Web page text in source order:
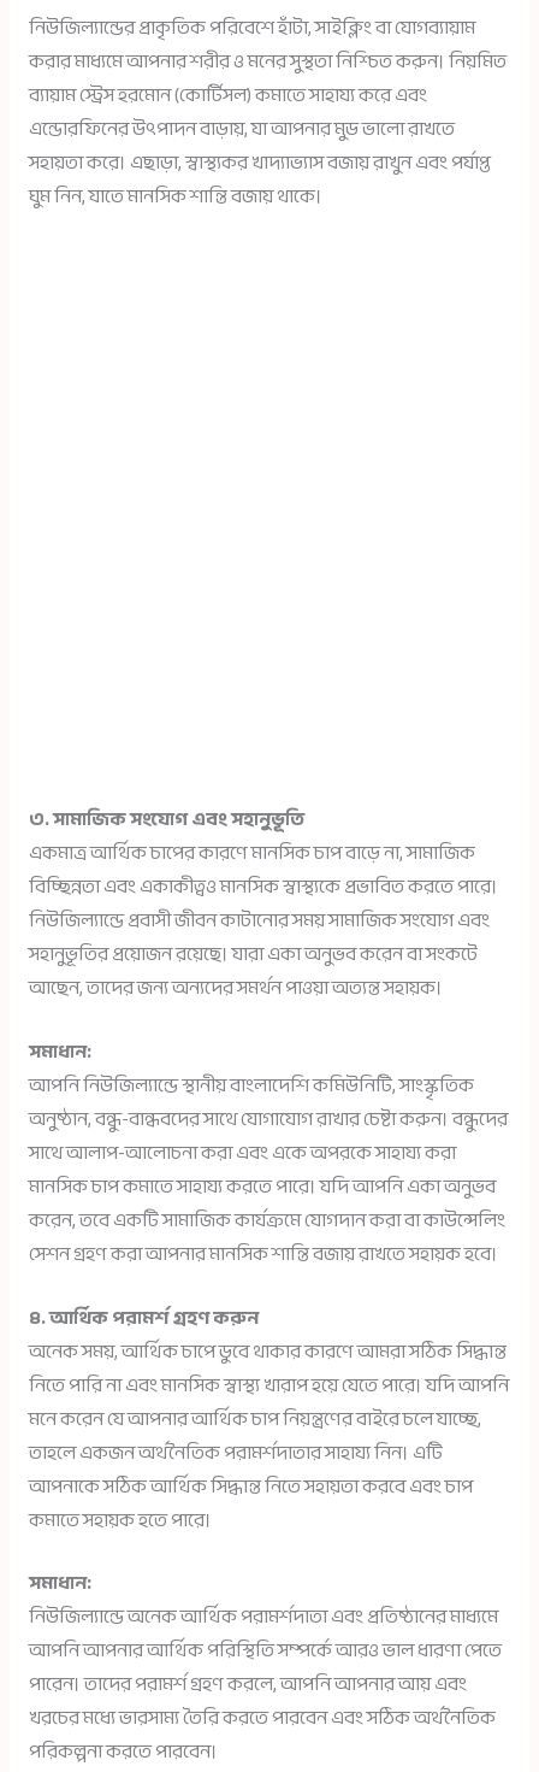
নিউজিল্যান্ডের প্রাকৃতিক পরিবেশে হাঁটা, সাইক্লিং বা যোগব্যায়াম
করার মাধ্যমে আপনার শরীর ও মনের সুস্থতা নিশ্চিত করুন। নিয়মিত
ব্যায়াম স্ট্রেস হরমোন (কোর্টিসল) কমাতে সাহায্য করে এবং
এন্ডোরফিনের উৎপাদন বাড়ায়, যা আপনার মুড ভালো রাখতে
সহায়তা করে। এছাড়া, স্বাস্থ্যকর খাদ্যাভ্যাস বজায় রাখুন এবং পর্যাপ্ত
ঘুম নিন, যাতে মানসিক শান্তি বজায় থাকে।
৩. সামাজিক সংযোগ এবং সহানুভূতি
একমাত্র আর্থিক চাপের কারণে মানসিক চাপ বাড়ে না, সামাজিক
বিচ্ছিন্নতা এবং একাকীত্বও মানসিক স্বাস্থ্যকে প্রভাবিত করতে পারে।
নিউজিল্যান্ডে প্রবাসী জীবন কাটানোর সময় সামাজিক সংযোগ এবং
সহানুভূতির প্রয়োজন রয়েছে। যারা একা অনুভব করেন বা সংকটে
আছেন, তাদের জন্য অন্যদের সমর্থন পাওয়া অত্যন্ত সহায়ক।
সমাধান:
আপনি নিউজিল্যান্ডে স্থানীয় বাংলাদেশি কমিউনিটি, সাংস্কৃতিক
অনুষ্ঠান, বন্ধু-বান্ধবদের সাথে যোগাযোগ রাখার চেষ্টা করুন। বন্ধুদের
সাথে আলাপ-আলোচনা করা এবং একে অপরকে সাহায্য করা
মানসিক চাপ কমাতে সাহায্য করতে পারে। যদি আপনি একা অনুভব
করেন, তবে একটি সামাজিক কার্যক্রমে যোগদান করা বা কাউন্সেলিং
সেশন গ্রহণ করা আপনার মানসিক শান্তি বজায় রাখতে সহায়ক হবে।
৪. আর্থিক পরামর্শ গ্রহণ করুন
অনেক সময়, আর্থিক চাপে ডুবে থাকার কারণে আমরা সঠিক সিদ্ধান্ত
নিতে পারি না এবং মানসিক স্বাস্থ্য খারাপ হয়ে যেতে পারে। যদি আপনি
মনে করেন যে আপনার আর্থিক চাপ নিয়ন্ত্রণের বাইরে চলে যাচ্ছে,
তাহলে একজন অর্থনৈতিক পরামর্শদাতার সাহায্য নিন। এটি
আপনাকে সঠিক আর্থিক সিদ্ধান্ত নিতে সহায়তা করবে এবং চাপ
কমাতে সহায়ক হতে পারে।
সমাধান:
নিউজিল্যান্ডে অনেক আর্থিক পরামর্শদাতা এবং প্রতিষ্ঠানের মাধ্যমে
আপনি আপনার আর্থিক পরিস্থিতি সম্পর্কে আরও ভাল ধারণা পেতে
পারেন। তাদের পরামর্শ গ্রহণ করলে, আপনি আপনার আয় এবং
খরচের মধ্যে ভারসাম্য তৈরি করতে পারবেন এবং সঠিক অর্থনৈতিক
পরিকল্পনা করতে পারবেন।